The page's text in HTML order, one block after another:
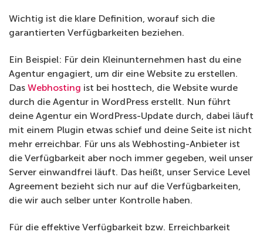
Wichtig ist die klare Definition, worauf sich die
garantierten Verfügbarkeiten beziehen.
Ein Beispiel: Für dein Kleinunternehmen hast du eine
Agentur engagiert, um dir eine Website zu erstellen.
Das Webhosting ist bei hosttech, die Website wurde
durch die Agentur in WordPress erstellt. Nun führt
deine Agentur ein WordPress-Update durch, dabei läuft
mit einem Plugin etwas schief und deine Seite ist nicht
mehr erreichbar. Für uns als Webhosting-Anbieter ist
die Verfügbarkeit aber noch immer gegeben, weil unser
Server einwandfrei läuft. Das heißt, unser Service Level
Agreement bezieht sich nur auf die Verfügbarkeiten,
die wir auch selber unter Kontrolle haben.
Für die effektive Verfügbarkeit bzw. Erreichbarkeit